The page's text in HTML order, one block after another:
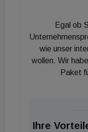
Mitarbeitende
ausgenommen
Ein Schwerpunkt
Egal ob
wie unser
wollen. Wir
Paket
Ihre